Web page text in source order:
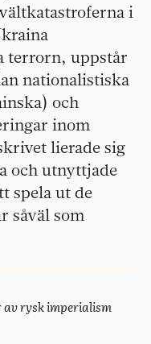
i
terrorn, uppstår
nationalistiska
och
inom
lierade sig
och utnyttjade
spela ut de
såväl som
av rysk imperialism